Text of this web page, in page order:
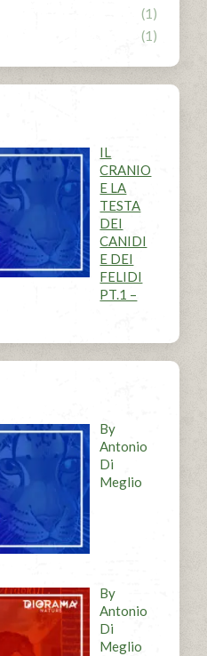
(1)
(1)
IL
CRANIO
E LA
TESTA
DEI
CANIDI
E DEI
FELIDI
PT.1 –
By
Antonio
Di
Meglio
By
Antonio
Di
Meglio